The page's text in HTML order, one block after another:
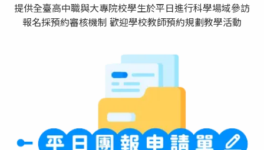
提供全臺高中職與大專院校學生於平日進行科學場域參訪
報名採預約審核機制 歡迎學校教師預約規劃教學活動